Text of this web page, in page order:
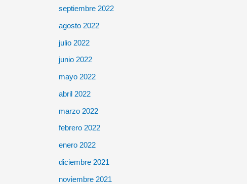
septiembre 2022
agosto 2022
julio 2022
junio 2022
mayo 2022
abril 2022
marzo 2022
febrero 2022
enero 2022
diciembre 2021
noviembre 2021